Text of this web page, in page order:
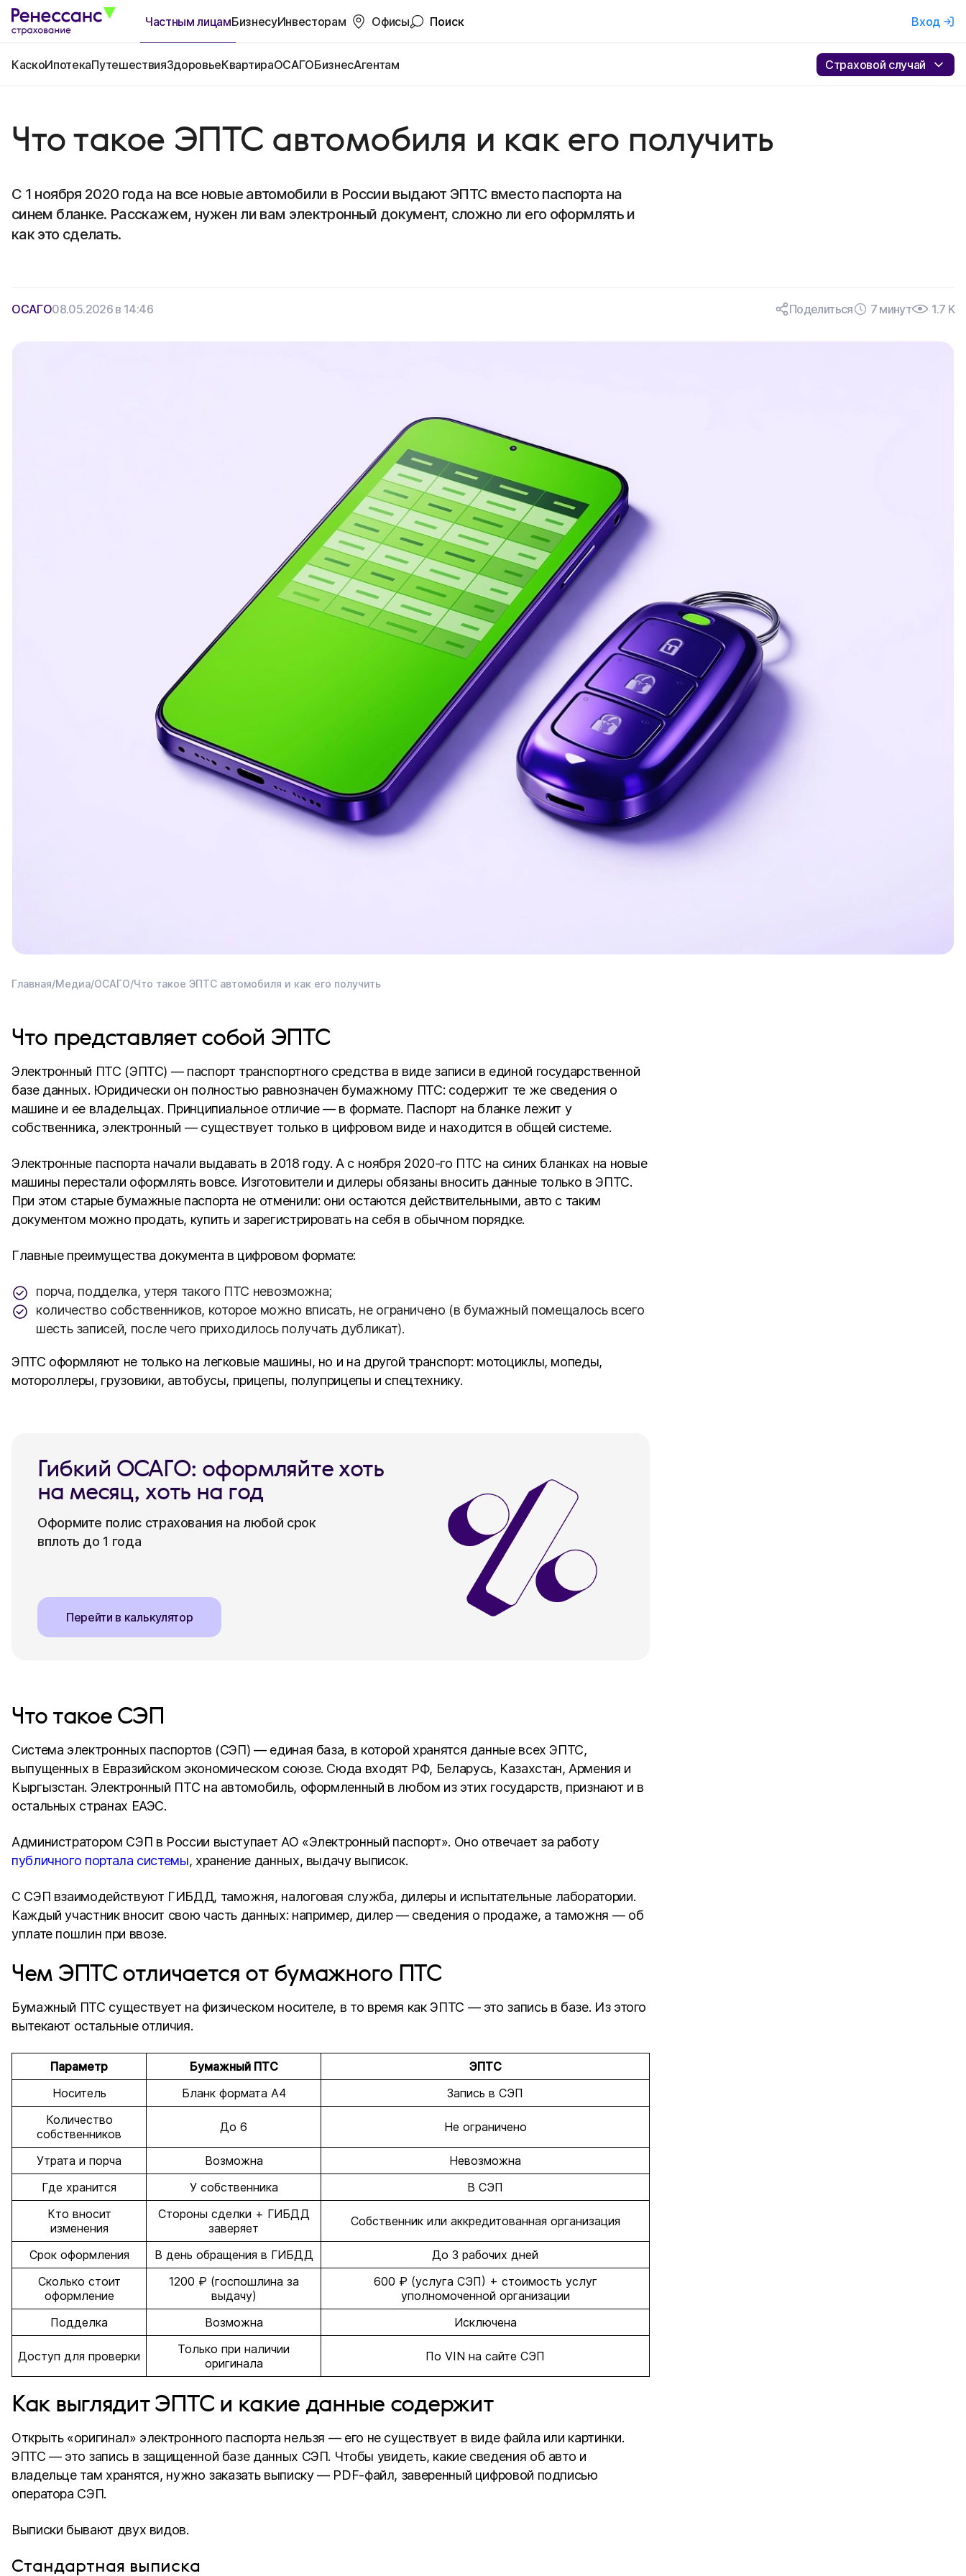
Частным лицамБизнесуИнвесторам Офисы Поиск Вход
КаскоИпотекаПутешествияЗдоровьеКвартираОСАГОБизнесАгентам Страховой случай
Что такое ЭПТС автомобиля и как его получить
С 1 ноября 2020 года на все новые автомобили в России выдают ЭПТС вместо паспорта на
синем бланке. Расскажем, нужен ли вам электронный документ, сложно ли его оформлять и
как это сделать.
ОСАГО08.05.2026 в 14:46 Поделиться 7 минут 1.7 K
Главная/Медиа/ОСАГО/Что такое ЭПТС автомобиля и как его получить
Что представляет собой ЭПТС
Электронный ПТС (ЭПТС) — паспорт транспортного средства в виде записи в единой государственной
базе данных. Юридически он полностью равнозначен бумажному ПТС: содержит те же сведения о
машине и ее владельцах. Принципиальное отличие — в формате. Паспорт на бланке лежит у
собственника, электронный — существует только в цифровом виде и находится в общей системе.
Электронные паспорта начали выдавать в 2018 году. А с ноября 2020-го ПТС на синих бланках на новые
машины перестали оформлять вовсе. Изготовители и дилеры обязаны вносить данные только в ЭПТС.
При этом старые бумажные паспорта не отменили: они остаются действительными, авто с таким
документом можно продать, купить и зарегистрировать на себя в обычном порядке.
Главные преимущества документа в цифровом формате:
порча, подделка, утеря такого ПТС невозможна;
количество собственников, которое можно вписать, не ограничено (в бумажный помещалось всего
шесть записей, после чего приходилось получать дубликат).
ЭПТС оформляют не только на легковые машины, но и на другой транспорт: мотоциклы, мопеды,
мотороллеры, грузовики, автобусы, прицепы, полуприцепы и спецтехнику.
Гибкий ОСАГО: оформляйте хоть
на месяц, хоть на год
Оформите полис страхования на любой срок
вплоть до 1 года
Перейти в калькулятор
Что такое СЭП
Система электронных паспортов (СЭП) — единая база, в которой хранятся данные всех ЭПТС,
выпущенных в Евразийском экономическом союзе. Сюда входят РФ, Беларусь, Казахстан, Армения и
Кыргызстан. Электронный ПТС на автомобиль, оформленный в любом из этих государств, признают и в
остальных странах ЕАЭС.
Администратором СЭП в России выступает АО «Электронный паспорт». Оно отвечает за работу
публичного портала системы, хранение данных, выдачу выписок.
С СЭП взаимодействуют ГИБДД, таможня, налоговая служба, дилеры и испытательные лаборатории.
Каждый участник вносит свою часть данных: например, дилер — сведения о продаже, а таможня — об
уплате пошлин при ввозе.
Чем ЭПТС отличается от бумажного ПТС
Бумажный ПТС существует на физическом носителе, в то время как ЭПТС — это запись в базе. Из этого
вытекают остальные отличия.
Параметр Бумажный ПТС
ЭПТС
Носитель
Бланк формата А4
Запись в СЭП
Количество
собственников
До 6 Не ограничено
Утрата и порча Возможна
Невозможна
Где хранится
У собственника
В СЭП
Кто вносит
изменения
Стороны сделки + ГИБДД
заверяет
Собственник или аккредитованная организация
Срок оформления В день обращения в ГИБДД
До 3 рабочих дней
Сколько стоит
оформление
1200 ₽ (госпошлина за
выдачу)
600 ₽ (услуга СЭП) + стоимость услуг
уполномоченной организации
Подделка
Возможна Исключена
Доступ для проверки
Только при наличии
оригинала
По VIN на сайте СЭП
Как выглядит ЭПТС и какие данные содержит
Открыть «оригинал» электронного паспорта нельзя — его не существует в виде файла или картинки.
ЭПТС — это запись в защищенной базе данных СЭП. Чтобы увидеть, какие сведения об авто и
владельце там хранятся, нужно заказать выписку — PDF-файл, заверенный цифровой подписью
оператора СЭП.
Выписки бывают двух видов.
Стандартная выписка